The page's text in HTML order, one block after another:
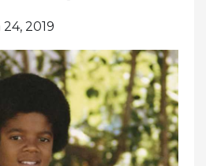
2019